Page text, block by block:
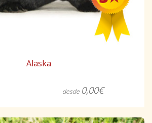
Alaska
desde 0,00€